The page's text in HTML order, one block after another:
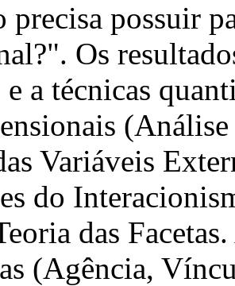
precisa possuir
Os
a técnicas
Variáveis
do
das
(Agência,